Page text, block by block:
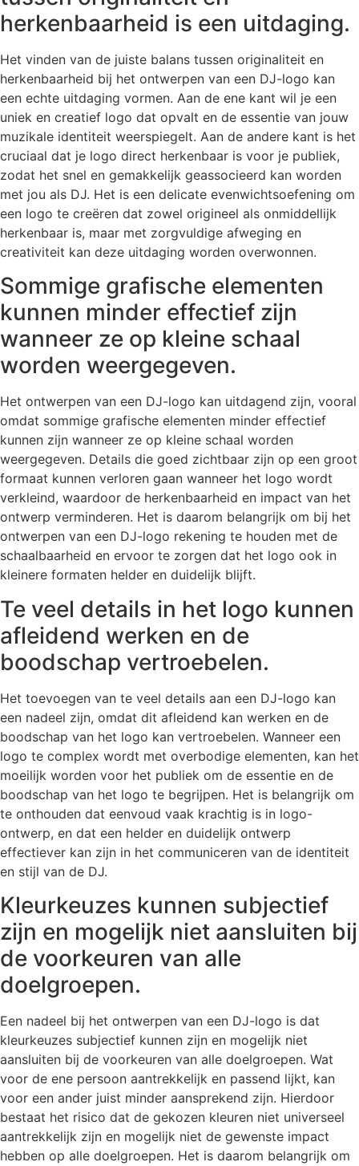
herkenbaarheid is een uitdaging.
Het vinden van de juiste balans tussen originaliteit en
herkenbaarheid bij het ontwerpen van een DJ-logo kan
een echte uitdaging vormen. Aan de ene kant wil je een
uniek en creatief logo dat opvalt en de essentie van jouw
muzikale identiteit weerspiegelt. Aan de andere kant is het
cruciaal dat je logo direct herkenbaar is voor je publiek,
zodat het snel en gemakkelijk geassocieerd kan worden
met jou als DJ. Het is een delicate evenwichtsoefening om
een logo te creëren dat zowel origineel als onmiddellijk
herkenbaar is, maar met zorgvuldige afweging en
creativiteit kan deze uitdaging worden overwonnen.
Sommige grafische elementen
kunnen minder effectief zijn
wanneer ze op kleine schaal
worden weergegeven.
Het ontwerpen van een DJ-logo kan uitdagend zijn, vooral
omdat sommige grafische elementen minder effectief
kunnen zijn wanneer ze op kleine schaal worden
weergegeven. Details die goed zichtbaar zijn op een groot
formaat kunnen verloren gaan wanneer het logo wordt
verkleind, waardoor de herkenbaarheid en impact van het
ontwerp verminderen. Het is daarom belangrijk om bij het
ontwerpen van een DJ-logo rekening te houden met de
schaalbaarheid en ervoor te zorgen dat het logo ook in
kleinere formaten helder en duidelijk blijft.
Te veel details in het logo kunnen
afleidend werken en de
boodschap vertroebelen.
Het toevoegen van te veel details aan een DJ-logo kan
een nadeel zijn, omdat dit afleidend kan werken en de
boodschap van het logo kan vertroebelen. Wanneer een
logo te complex wordt met overbodige elementen, kan het
moeilijk worden voor het publiek om de essentie en de
boodschap van het logo te begrijpen. Het is belangrijk om
te onthouden dat eenvoud vaak krachtig is in logo-
ontwerp, en dat een helder en duidelijk ontwerp
effectiever kan zijn in het communiceren van de identiteit
en stijl van de DJ.
Kleurkeuzes kunnen subjectief
zijn en mogelijk niet aansluiten bij
de voorkeuren van alle
doelgroepen.
Een nadeel bij het ontwerpen van een DJ-logo is dat
kleurkeuzes subjectief kunnen zijn en mogelijk niet
aansluiten bij de voorkeuren van alle doelgroepen. Wat
voor de ene persoon aantrekkelijk en passend lijkt, kan
voor een ander juist minder aansprekend zijn. Hierdoor
bestaat het risico dat de gekozen kleuren niet universeel
aantrekkelijk zijn en mogelijk niet de gewenste impact
hebben op alle doelgroepen. Het is daarom belangrijk om